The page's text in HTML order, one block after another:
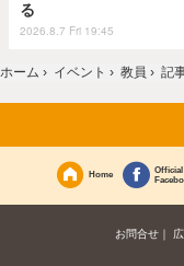
る
2026.8.7 Fri 19:45
ホーム › イベント › 教員 › 記
Home
Official
お問合せ